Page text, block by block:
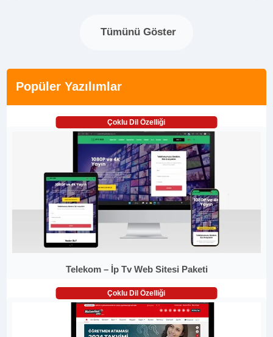
Tümünü Göster
Popüler Yazılımlar
Çoklu Dil Özelliği
Telekom – İp Tv Web Sitesi Paketi
Çoklu Dil Özelliği